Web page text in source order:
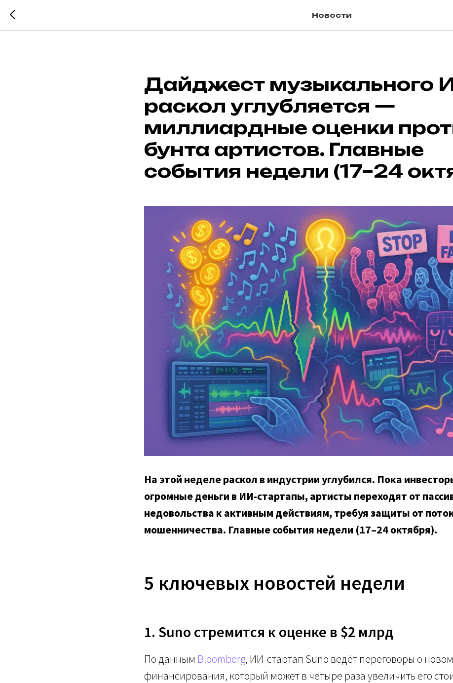
Новости
Дайджест музыкального
раскол углубляется —
миллиардные оценки
бунта артистов. Главные
события недели (17–24
На этой неделе раскол в индустрии углубился. Пока
огромные деньги в ИИ-стартапы, артисты переходят от
недовольства к активным действиям, требуя защиты от
мошенничества. Главные события недели (17–24 октября).
5 ключевых новостей недели
1. Suno стремится к оценке в $2 млрд
По данным Bloomberg, ИИ-стартап Suno ведёт переговоры о
финансирования, который может в четыре раза увеличить его